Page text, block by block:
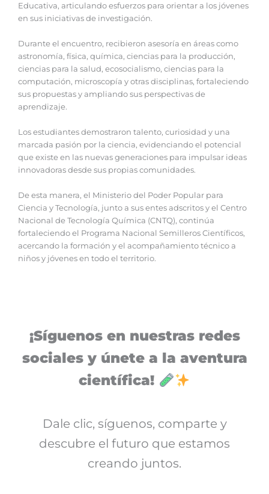
Educativa, articulando esfuerzos para orientar a los jóvenes
en sus iniciativas de investigación.
‎Durante el encuentro, recibieron asesoría en áreas como
astronomía, física, química, ciencias para la producción,
ciencias para la salud, ecosocialismo, ciencias para la
computación, microscopía y otras disciplinas, fortaleciendo
sus propuestas y ampliando sus perspectivas de
aprendizaje.
‎Los estudiantes demostraron talento, curiosidad y una
marcada pasión por la ciencia, evidenciando el potencial
que existe en las nuevas generaciones para impulsar ideas
innovadoras desde sus propias comunidades.
‎De esta manera, el Ministerio del Poder Popular para
Ciencia y Tecnología, junto a sus entes adscritos y el Centro
Nacional de Tecnología Química (CNTQ), continúa
fortaleciendo el Programa Nacional Semilleros Científicos,
acercando la formación y el acompañamiento técnico a
niños y jóvenes en todo el territorio.
¡Síguenos en nuestras redes
sociales y únete a la aventura
científica!
Dale clic, síguenos, comparte y
descubre el futuro que estamos
creando juntos.